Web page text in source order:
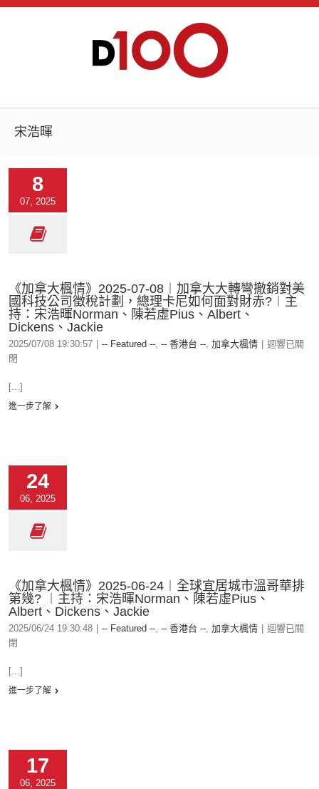
宋浩暉
8
07, 2025
《加拿大楓情》2025-07-08︱加拿大大轉彎撤銷對美
國科技公司徵稅計劃，總理卡尼如何面對財赤?︱主
持：宋浩暉Norman、陳若虛Pius、Albert、
Dickens、Jackie
2025/07/08 19:30:57 -- Featured --, -- 香港台 --, 加拿大楓情
迴響已關
閉
[...]
進一步了解
24
06, 2025
《加拿大楓情》2025-06-24︱全球宜居城市溫哥華排
第幾? ︱主持：宋浩暉Norman、陳若虛Pius、
Albert、Dickens、Jackie
2025/06/24 19:30:48 -- Featured --, -- 香港台 --, 加拿大楓情
迴響已關
閉
[...]
進一步了解
17
06, 2025